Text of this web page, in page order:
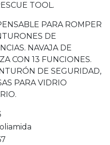
TOOL.
PARA ROMPER
DE
NAVAJA DE
CON 13 FUNCIONES.
DE SEGURIDAD,
PARA VIDRIO